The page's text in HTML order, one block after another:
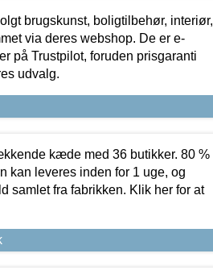
brugskunst, boligtilbehør, interiør,
via deres webshop. De er e-
på Trustpilot, foruden prisgaranti
udvalg.
kæde med 36 butikker. 80 %
kan leveres inden for 1 uge, og
samlet fra fabrikken. Klik her for at